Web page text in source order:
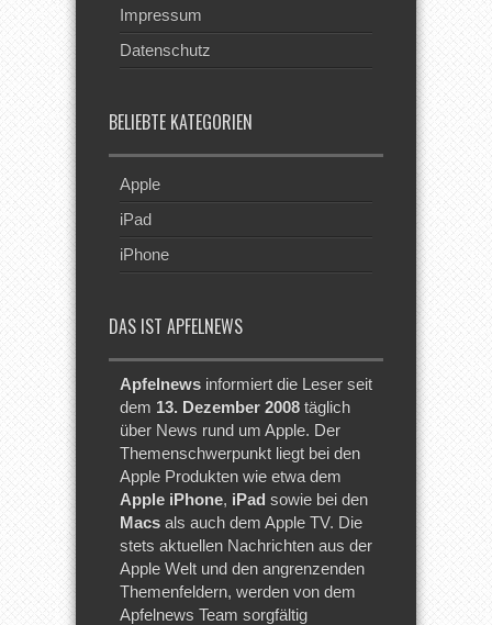
Impressum
Datenschutz
BELIEBTE KATEGORIEN
Apple
iPad
iPhone
DAS IST APFELNEWS
Apfelnews informiert die Leser seit
dem 13. Dezember 2008 täglich
über News rund um Apple. Der
Themenschwerpunkt liegt bei den
Apple Produkten wie etwa dem
Apple iPhone, iPad sowie bei den
Macs als auch dem Apple TV. Die
stets aktuellen Nachrichten aus der
Apple Welt und den angrenzenden
Themenfeldern, werden von dem
Apfelnews Team sorgfältig